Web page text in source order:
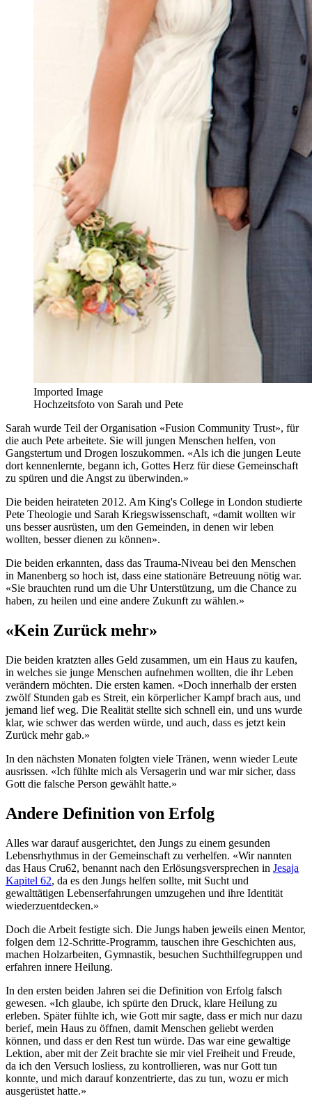
Imported Image
Hochzeitsfoto von Sarah und Pete
Sarah wurde Teil der Organisation «Fusion Community Trust», für
die auch Pete arbeitete. Sie will jungen Menschen helfen, von
Gangstertum und Drogen loszukommen. «Als ich die jungen Leute
dort kennenlernte, begann ich, Gottes Herz für diese Gemeinschaft
zu spüren und die Angst zu überwinden.»
Die beiden heirateten 2012. Am King's College in London studierte
Pete Theologie und Sarah Kriegswissenschaft, «damit wollten wir
uns besser ausrüsten, um den Gemeinden, in denen wir leben
wollten, besser dienen zu können».
Die beiden erkannten, dass das Trauma-Niveau bei den Menschen
in Manenberg so hoch ist, dass eine stationäre Betreuung nötig war.
«Sie brauchten rund um die Uhr Unterstützung, um die Chance zu
haben, zu heilen und eine andere Zukunft zu wählen.»
«Kein Zurück mehr»
Die beiden kratzten alles Geld zusammen, um ein Haus zu kaufen,
in welches sie junge Menschen aufnehmen wollten, die ihr Leben
verändern möchten. Die ersten kamen. «Doch innerhalb der ersten
zwölf Stunden gab es Streit, ein körperlicher Kampf brach aus, und
jemand lief weg. Die Realität stellte sich schnell ein, und uns wurde
klar, wie schwer das werden würde, und auch, dass es jetzt kein
Zurück mehr gab.»
In den nächsten Monaten folgten viele Tränen, wenn wieder Leute
ausrissen. «Ich fühlte mich als Versagerin und war mir sicher, dass
Gott die falsche Person gewählt hatte.»
Andere Definition von Erfolg
Alles war darauf ausgerichtet, den Jungs zu einem gesunden
Lebensrhythmus in der Gemeinschaft zu verhelfen. «Wir nannten
das Haus Cru62, benannt nach den Erlösungsversprechen in Jesaja
Kapitel 62, da es den Jungs helfen sollte, mit Sucht und
gewalttätigen Lebenserfahrungen umzugehen und ihre Identität
wiederzuentdecken.»
Doch die Arbeit festigte sich. Die Jungs haben jeweils einen Mentor,
folgen dem 12-Schritte-Programm, tauschen ihre Geschichten aus,
machen Holzarbeiten, Gymnastik, besuchen Suchthilfegruppen und
erfahren innere Heilung.
In den ersten beiden Jahren sei die Definition von Erfolg falsch
gewesen. «Ich glaube, ich spürte den Druck, klare Heilung zu
erleben. Später fühlte ich, wie Gott mir sagte, dass er mich nur dazu
berief, mein Haus zu öffnen, damit Menschen geliebt werden
können, und dass er den Rest tun würde. Das war eine gewaltige
Lektion, aber mit der Zeit brachte sie mir viel Freiheit und Freude,
da ich den Versuch losliess, zu kontrollieren, was nur Gott tun
konnte, und mich darauf konzentrierte, das zu tun, wozu er mich
ausgerüstet hatte.»